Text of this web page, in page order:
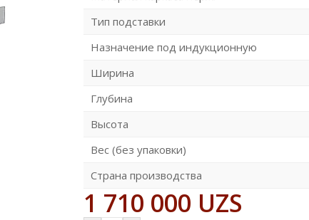
Тип подставки
Назначение под индукционную
Ширина
Глубина
Высота
Вес (без упаковки)
Страна производства
1 710 000 UZS